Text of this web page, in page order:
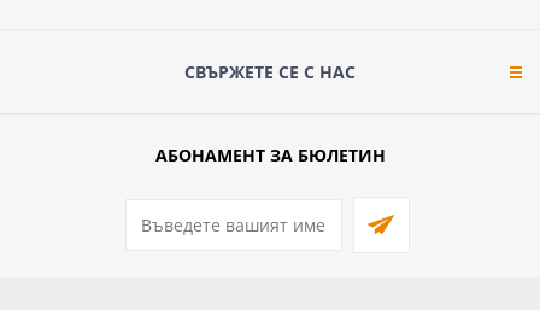
СВЪРЖЕТЕ СЕ С НАС
АБОНАМЕНТ ЗА БЮЛЕТИН